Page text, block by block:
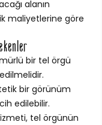
alanın
maliyetlerine göre
bir tel örgü
bir görünüm
edilebilir.
tel örgünün